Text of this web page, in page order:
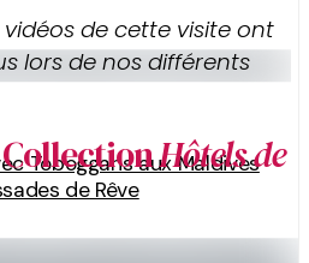
Toboggans aux Maldives
de Rêve
de cette visite ont
lors de nos différents
CollectionHôtels de